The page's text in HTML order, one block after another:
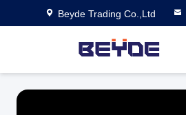
Beyde Trading Co.,Ltd